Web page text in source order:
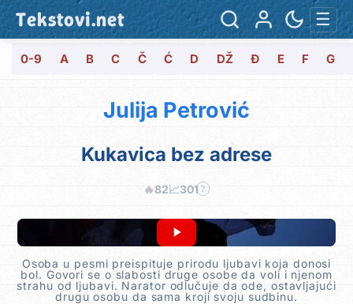
Tekstovi.net ☰
0-9 A B C Č Ć D DŽ Đ E F G
Julija Petrović
Kukavica bez adrese
🔥82📈301 ?
Osoba u pesmi preispituje prirodu ljubavi koja donosi
bol. Govori se o slabosti druge osobe da voli i njenom
strahu od ljubavi. Narator odlučuje da ode, ostavljajući
drugu osobu da sama kroji svoju sudbinu.